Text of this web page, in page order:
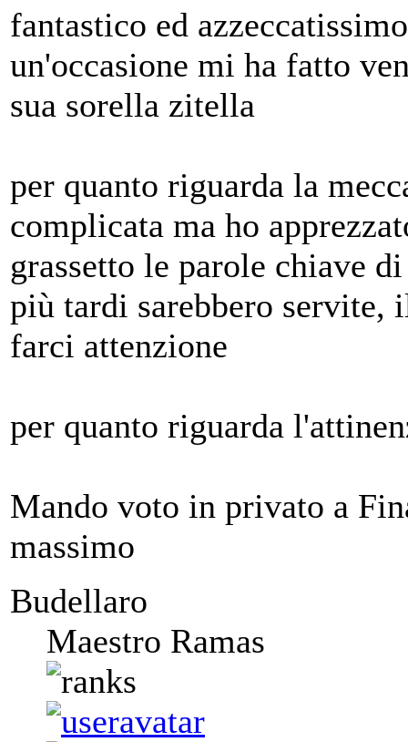
fantastico ed
un'occasione mi ha fatto
sua sorella zitella
per quanto riguarda la
complicata ma ho
grassetto le parole chiave
più tardi sarebbero servite,
farci attenzione
per quanto riguarda
Mando voto in privato a
massimo
Budellaro
Maestro Ramas